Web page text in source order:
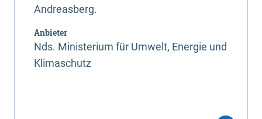
Andreasberg.
Anbieter
Nds. Ministerium für Umwelt, Energie und
Klimaschutz